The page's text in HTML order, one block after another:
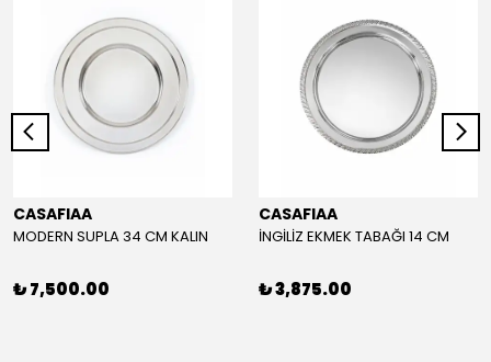
CASAFIAA
MODERN SUPLA 34 CM KALIN
₺ 7,500.00
CASAFIAA
İNGİLİZ EKMEK TABAĞI 14 CM
₺ 3,875.00